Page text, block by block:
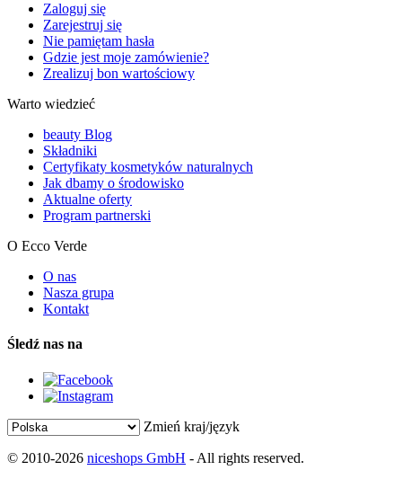
Zaloguj się
Zarejestruj się
Nie pamiętam hasła
Gdzie jest moje zamówienie?
Zrealizuj bon wartościowy
Warto wiedzieć
beauty Blog
Składniki
Certyfikaty kosmetyków naturalnych
Jak dbamy o środowisko
Aktualne oferty
Program partnerski
O Ecco Verde
O nas
Nasza grupa
Kontakt
Śledź nas na
Zmień kraj/język
© 2010-2026 niceshops GmbH - All rights reserved.